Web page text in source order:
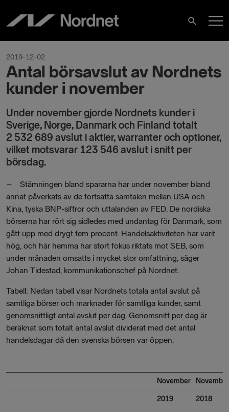
content
Search
2019-12-02
Antal börsavslut av Nordnets
kunder i november
Under november gjorde Nordnets kunder i
Sverige, Norge, Danmark och Finland totalt
2 532 689 avslut i aktier, warranter och optioner,
vilket motsvarar 123 546 avslut i snitt per
börsdag.
– Stämningen bland spararna har under november bland
annat påverkats av de fortsatta samtalen mellan USA och
Kina, tyska BNP-siffror och uttalanden av FED. De nordiska
börserna har rört sig sidledes med undantag för Danmark, som
gått upp med drygt fem procent. Handelsaktiviteten har varit
hög, och här hemma har stort fokus riktats mot SEB, som
under månaden omsatts i mycket stor omfattning, säger
Johan Tidestad, kommunikationschef på Nordnet.
Tabell: Nedan tabell visar Nordnets totala antal avslut på
samtliga börser och marknader för samtliga kunder, samt
genomsnittligt antal avslut per dag. Genomsnitt per dag är
beräknat som totalt antal avslut dividerat med det antal
handelsdagar då den svenska börsen var öppen.
November November
2019 2018